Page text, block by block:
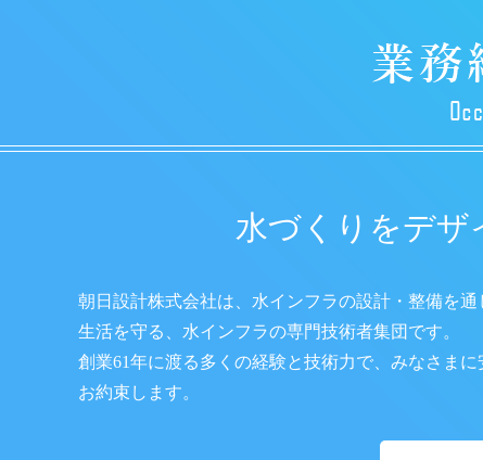
水づくりをデザ
朝日設計株式会社は、水インフラの設計・整備を
生活を守る、水インフラの専門技術者集団です。
創業61年に渡る多くの経験と技術力で、みなさま
お約束します。